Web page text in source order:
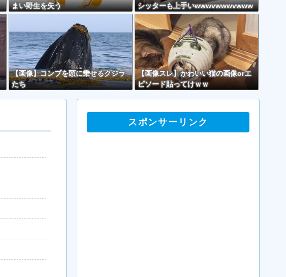
まい野生を失う
シッターも上手いwwwvwwwvwww
vwwwvwww
【画像】コンブを頭に乗せるクジラ
たち
【画像スレ】かわいい猫の画像orエ
ピソード貼ってけｗｗ
スポンサーリンク